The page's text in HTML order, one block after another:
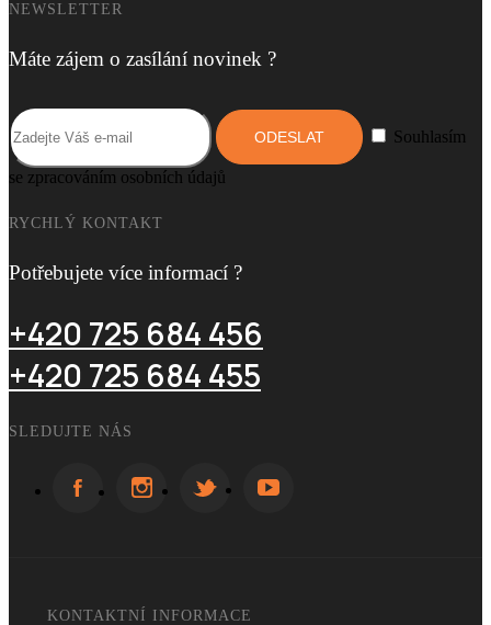
+ 0 Kč
NEWSLETTER
Máte zájem o zasílání novinek ?
Souhlasím
se zpracováním osobních údajů
RYCHLÝ KONTAKT
Potřebujete více informací ?
+420 725 684 456
+420 725 684 455
SLEDUJTE NÁS
KONTAKTNÍ INFORMACE